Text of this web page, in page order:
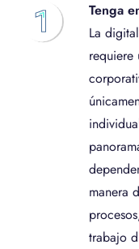
Tenga
La
requiere
manera
trabajo